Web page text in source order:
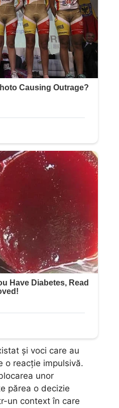
și voci care au
o reacție impulsivă.
unor
părea o decizie
un context în care